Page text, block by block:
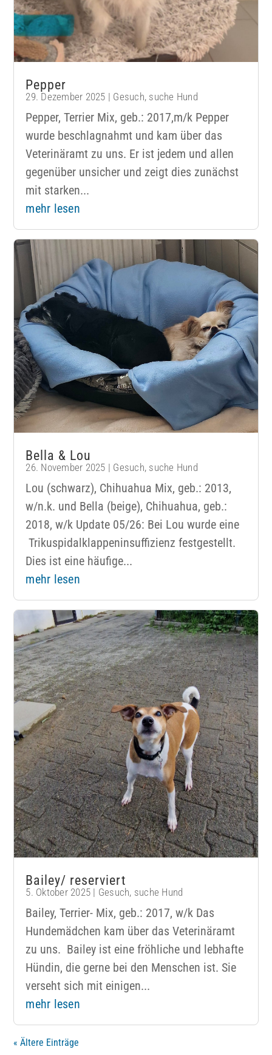
Pepper
29. Dezember 2025 | Gesuch, suche Hund
Pepper, Terrier Mix, geb.: 2017,m/k Pepper
wurde beschlagnahmt und kam über das
Veterinäramt zu uns. Er ist jedem und allen
gegenüber unsicher und zeigt dies zunächst
mit starken...
mehr lesen
Bella & Lou
26. November 2025 | Gesuch, suche Hund
Lou (schwarz), Chihuahua Mix, geb.: 2013,
w/n.k. und Bella (beige), Chihuahua, geb.:
2018, w/k Update 05/26: Bei Lou wurde eine
Trikuspidalklappeninsuffizienz festgestellt.
Dies ist eine häufige...
mehr lesen
Bailey/ reserviert
5. Oktober 2025 | Gesuch, suche Hund
Bailey, Terrier- Mix, geb.: 2017, w/k Das
Hundemädchen kam über das Veterinäramt
zu uns. Bailey ist eine fröhliche und lebhafte
Hündin, die gerne bei den Menschen ist. Sie
verseht sich mit einigen...
mehr lesen
« Ältere Einträge